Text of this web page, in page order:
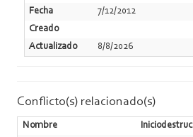
Fecha
7/12/2012
Creado
Actualizado
8/8/2026
Conflicto(s) relacionado(s)
Nombre Iniciodestruc